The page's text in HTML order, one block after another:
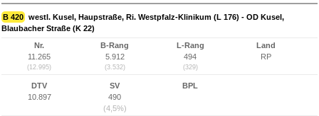
B 420 westl. Kusel, Haupstraße, Ri. Westpfalz-Klinikum (L 176) - OD Kusel,
Blaubacher Straße (K 22)
Nr.
11.265
(12.995)
B-Rang
5.912
(3.532)
L-Rang
494
(329)
Land
RP
DTV
10.897
SV
490
(4,5%)
BPL